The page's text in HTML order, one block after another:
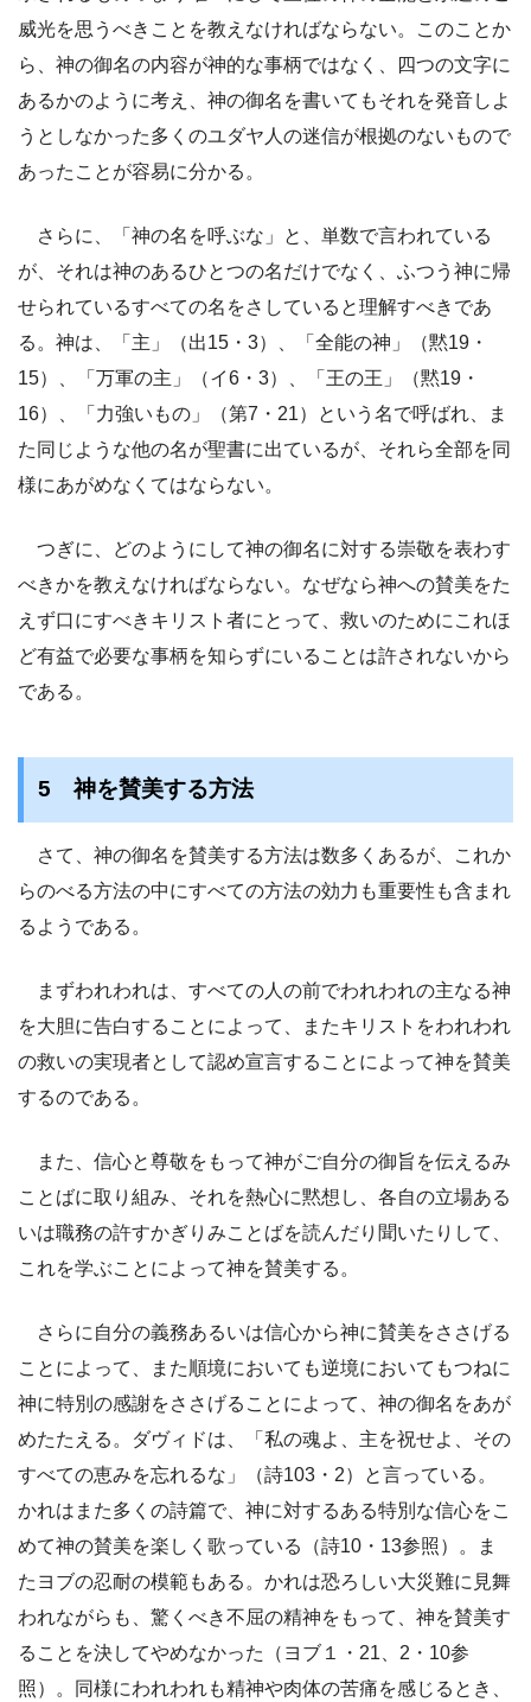
威光を思うべきことを教えなければならない。このことか
ら、神の御名の内容が神的な事柄ではなく、四つの文字に
あるかのように考え、神の御名を書いてもそれを発音しよ
うとしなかった多くのユダヤ人の迷信が根拠のないもので
あったことが容易に分かる。
さらに、「神の名を呼ぶな」と、単数で言われている
が、それは神のあるひとつの名だけでなく、ふつう神に帰
せられているすべての名をさしていると理解すべきであ
る。神は、「主」（出15・3）、「全能の神」（黙19・
15）、「万軍の主」（イ6・3）、「王の王」（黙19・
16）、「力強いもの」（第7・21）という名で呼ばれ、ま
た同じような他の名が聖書に出ているが、それら全部を同
様にあがめなくてはならない。
つぎに、どのようにして神の御名に対する崇敬を表わす
べきかを教えなければならない。なぜなら神への賛美をた
えず口にすべきキリスト者にとって、救いのためにこれほ
ど有益で必要な事柄を知らずにいることは許されないから
である。
5 神を賛美する方法
さて、神の御名を賛美する方法は数多くあるが、これか
らのべる方法の中にすべての方法の効力も重要性も含まれ
るようである。
まずわれわれは、すべての人の前でわれわれの主なる神
を大胆に告白することによって、またキリストをわれわれ
の救いの実現者として認め宣言することによって神を賛美
するのである。
また、信心と尊敬をもって神がご自分の御旨を伝えるみ
ことばに取り組み、それを熱心に黙想し、各自の立場ある
いは職務の許すかぎりみことばを読んだり聞いたりして、
これを学ぶことによって神を賛美する。
さらに自分の義務あるいは信心から神に賛美をささげる
ことによって、また順境においても逆境においてもつねに
神に特別の感謝をささげることによって、神の御名をあが
めたたえる。ダヴィドは、「私の魂よ、主を祝せよ、その
すべての恵みを忘れるな」（詩103・2）と言っている。
かれはまた多くの詩篇で、神に対するある特別な信心をこ
めて神の賛美を楽しく歌っている（詩10・13参照）。ま
たヨブの忍耐の模範もある。かれは恐ろしい大災難に見舞
われながらも、驚くべき不屈の精神をもって、神を賛美す
ることを決してやめなかった（ヨブ１・21、2・10参
照）。同様にわれわれも精神や肉体の苦痛を感じるとき、